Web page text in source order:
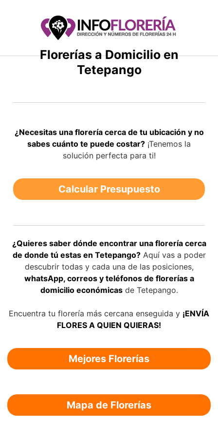
Florerías a Domicilio en
Tetepango
¿Necesitas una florería cerca de tu ubicación y no
sabes cuánto te puede costar? ¡Tenemos la
solución perfecta para ti!
Calcular Presupuesto
¿Quieres saber dónde encontrar una florería cerca
de donde tú estas en Tetepango?Aquí vas a poder
descubrir todas y cada una de las posiciones,
whatsApp, correos y teléfonos de florerías a
domicilio económicasde Tetepango.
Encuentra tu florería más cercana enseguida y ¡ENVÍA
FLORES A QUIEN QUIERAS!
Mejores Florerías
Mapa de Florerías